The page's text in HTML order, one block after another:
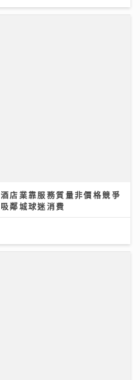
店業靠服務質量非價格競爭
鄰城球迷消費